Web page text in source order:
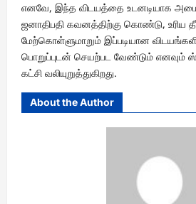
எனவே, இந்த விடயத்தை உடனடியாக
ஜனாதிபதி கவனத்திற்கு கொண்டு, உரிய
மேற்கொள்ளுமாறும் இப்படியான
பொறுப்புடன் செயற்பட வேண்டும் எனவும்
கட்சி வலியுறுத்துகிறது.
About the Author